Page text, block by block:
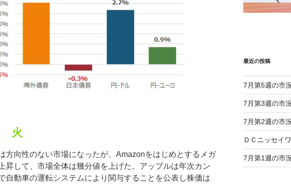
火
方向性のない市場になったが、Amazonをはじめとするメガ
昇して、市場全体は幾分値を上げた。アップルは年次カン
自動車の運転システムにより関与することを公表し株価は
最近の投稿
7月第5週の市
7月第3週の市
7月第2週の市
ＤＣニッセイ
7月第1週の市